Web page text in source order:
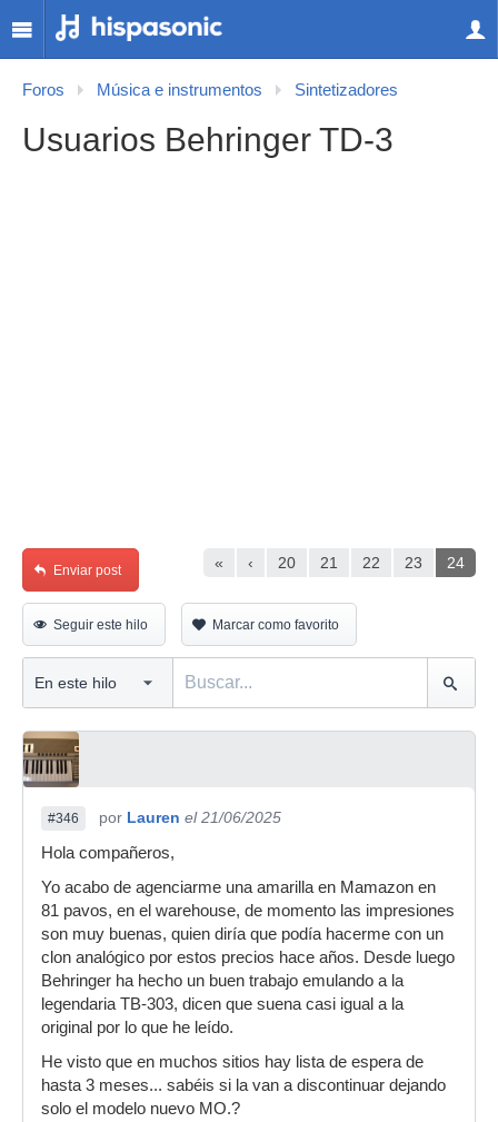
Foros Música e instrumentos Sintetizadores
Usuarios Behringer TD-3
« ‹ 20 21 22 23 24
Enviar post
Seguir este hilo Marcar como favorito
#346 por Lauren el 21/06/2025
Hola compañeros,
Yo acabo de agenciarme una amarilla en Mamazon en
81 pavos, en el warehouse, de momento las impresiones
son muy buenas, quien diría que podía hacerme con un
clon analógico por estos precios hace años. Desde luego
Behringer ha hecho un buen trabajo emulando a la
legendaria TB-303, dicen que suena casi igual a la
original por lo que he leído.
He visto que en muchos sitios hay lista de espera de
hasta 3 meses... sabéis si la van a discontinuar dejando
solo el modelo nuevo MO.?